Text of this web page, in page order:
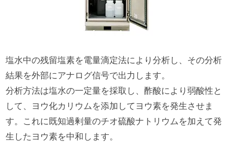
塩水中の残留塩素を電量滴定法により分析し、その分析
結果を外部にアナログ信号で出力します。
分析方法は塩水の一定量を採取し、酢酸により弱酸性と
して、ヨウ化カリウムを添加してヨウ素を発生させま
す。これに既知過剰量のチオ硫酸ナトリウムを加えて発
生したヨウ素を中和します。